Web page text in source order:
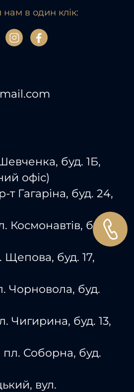
в один клік:
буд. 1Б,
офіс)
т Гагаріна, буд. 24,
Космонавтів, буд.
Щепова, буд. 17,
Чорновола, буд.
Чигирина, буд. 13,
Соборна, буд.
вул.